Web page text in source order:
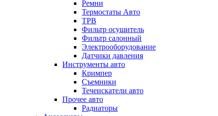
Ремни
Термостаты Авто
ТРВ
Фильтр осушитель
Фильтр салонный
Электрооборудование
Датчики давления
Инструменты авто
Кримпер
Съемники
Течеискатели авто
Прочее авто
Радиаторы